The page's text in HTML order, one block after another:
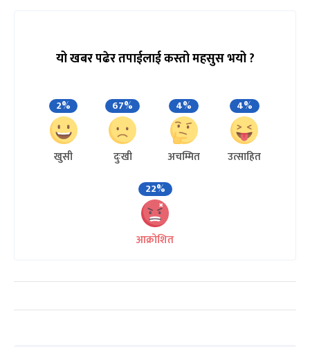
यो खबर पढेर तपाईलाई कस्तो महसुस भयो ?
2%
खुसी
67%
दुःखी
4%
अचम्मित
4%
उत्साहित
22%
आक्रोशित